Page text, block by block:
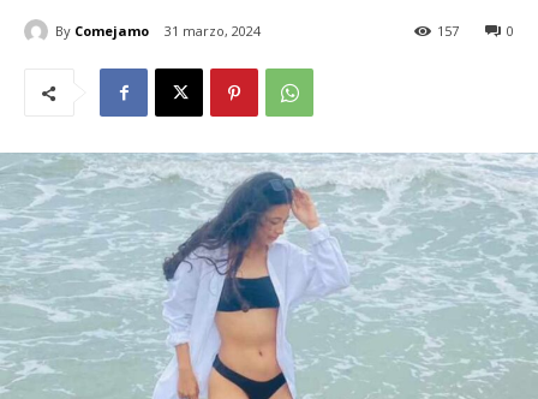
By Comejamo 31 marzo, 2024 0
157